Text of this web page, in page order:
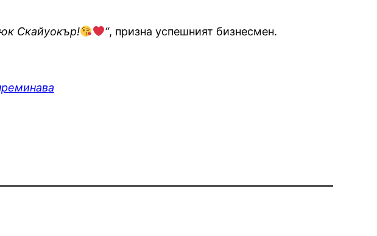
Скайуокър! “, призна успешният бизнесмен.